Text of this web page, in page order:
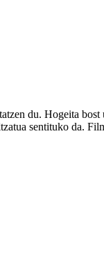
du. Hogeita
sentituko da.